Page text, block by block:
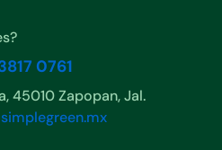
0761
45010 Zapopan, Jal.